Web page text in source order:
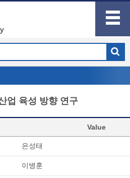
업 육성 방향 연구
Value
은성태
이병훈